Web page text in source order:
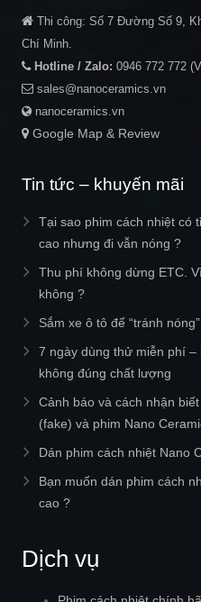
Thi công: Số 7 Đường Số 9,
Chí Minh.
Hotline / Zalo: 0946 772 772
sales@nanoceramics.vn
nanoceramics.vn
Google Map & Review
Tin tức – khuyến mãi
Tại sao phim cách nhiệt có
cao nhưng đi vẫn nóng ?
Thu phí không dừng ETC.
không ?
Sắm xe ô tô để “tránh
7 ngày dùng thử miễn phí –
không đúng chất lượng
Cảnh báo và cách nhận
(fake) và phim Nano
Dán phim cách nhiệt Nano
Bạn muốn dán phim cách
cao ?
Dịch vụ